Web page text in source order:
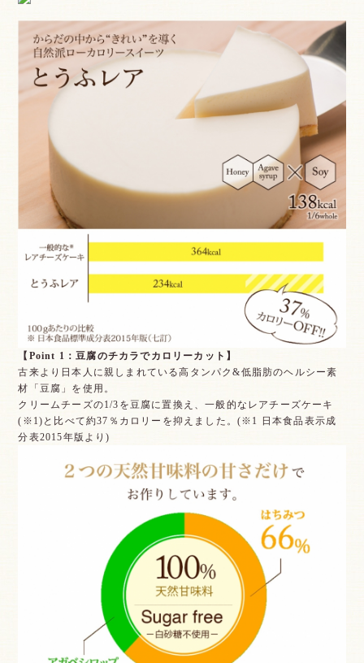
【Point 1：豆腐のチカラでカロリーカット】
古来より日本人に親しまれている高タンパク&低脂肪のヘルシー素
材「豆腐」を使用。
クリームチーズの1/3を豆腐に置換え、一般的なレアチーズケーキ
(※1)と比べて約37％カロリーを抑えました。(※1 日本食品表示成
分表2015年版より)